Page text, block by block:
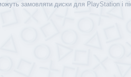
замовляти диски для PlayStation і